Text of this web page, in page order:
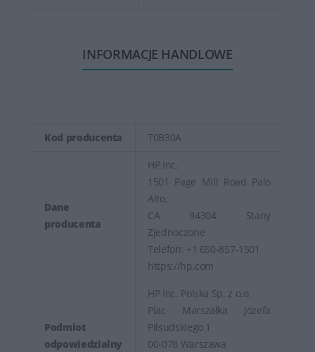
INFORMACJE HANDLOWE
Kod producenta T0B30A
Dane
producenta
HP Inc.
1501 Page Mill Road Palo
Alto,
CA 94304 Stany
Zjednoczone
Telefon: +1 650-857-1501
https://hp.com
Podmiot
odpowiedzialny
HP Inc. Polska Sp. z o.o.
Plac Marszałka Józefa
Piłsudskiego 1
00-078 Warszawa